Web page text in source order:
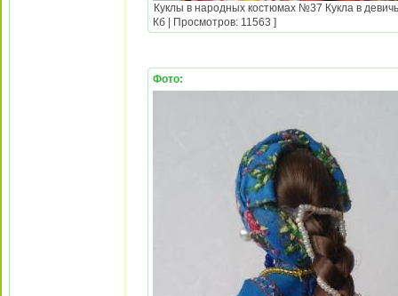
Куклы в народных костюмах №37 Кукла в
Кб | Просмотров: 11563 ]
Фото: